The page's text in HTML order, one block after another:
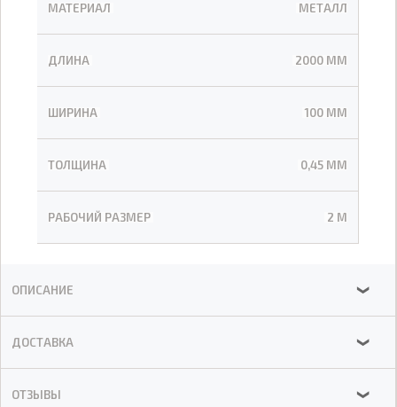
МАТЕРИАЛ МЕТАЛЛ
ДЛИНА 2000 ММ
ШИРИНА 100 ММ
ТОЛЩИНА 0,45 ММ
РАБОЧИЙ РАЗМЕР 2 М
ОПИСАНИЕ ❯
ДОСТАВКА ❯
ОТЗЫВЫ ❯